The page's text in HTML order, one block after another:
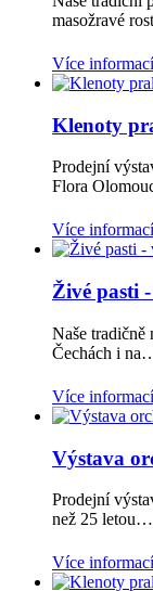
masožravé
Více
Klenoty
Prodejní
Flora
Více
Živé pasti
Naše tradičně
Čechách i
Více
Výstava
Prodejní
než 25 letou…
Více